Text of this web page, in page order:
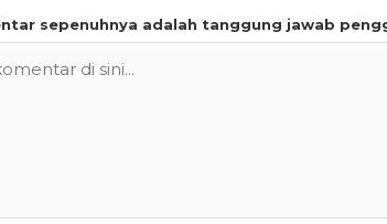
sepenuhnya adalah tanggung jawab